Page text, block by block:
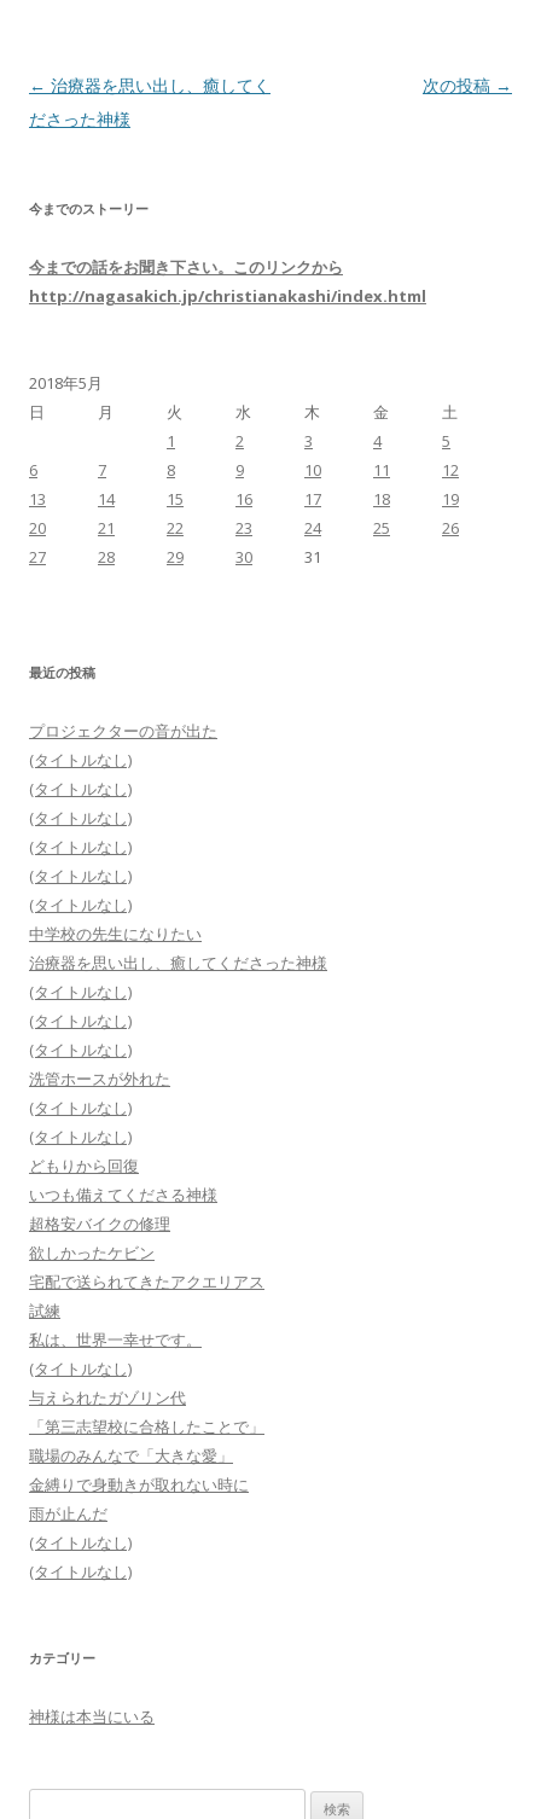
投
稿
ゲ
ー
シ
← 治療器を思い出し、癒してく
ださった神様
次の投稿 →
今までのストーリー
今までの話をお聞き下さい。このリンクから
http://nagasakich.jp/christianakashi/index.html
2018年5月
日
月 火 水 木 金
土
1
2 3 4
5
6
7 8 9 10 11
12
13
14 15 16 17 18
19
20
21 22 23 24 25
26
27
28 29 30 31
最近の投稿
プロジェクターの音が出た
(タイトルなし)
(タイトルなし)
(タイトルなし)
(タイトルなし)
(タイトルなし)
(タイトルなし)
中学校の先生になりたい
治療器を思い出し、癒してくださった神様
(タイトルなし)
(タイトルなし)
(タイトルなし)
洗管ホースが外れた
(タイトルなし)
(タイトルなし)
どもりから回復
いつも備えてくださる神様
超格安バイクの修理
欲しかったケビン
宅配で送られてきたアクエリアス
試練
私は、世界一幸せです。
(タイトルなし)
与えられたガゾリン代
「第三志望校に合格したことで」
職場のみんなで「大きな愛」
金縛りで身動きが取れない時に
雨が止んだ
(タイトルなし)
(タイトルなし)
カテゴリー
神様は本当にいる